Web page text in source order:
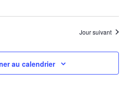
Jour suivant
au calendrier